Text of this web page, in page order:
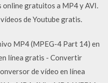
gratuitos a MP4 y AVI.
de Youtube gratis.
MP4 (MPEG-4 Part 14) en
línea gratis - Convertir
de vídeo en línea